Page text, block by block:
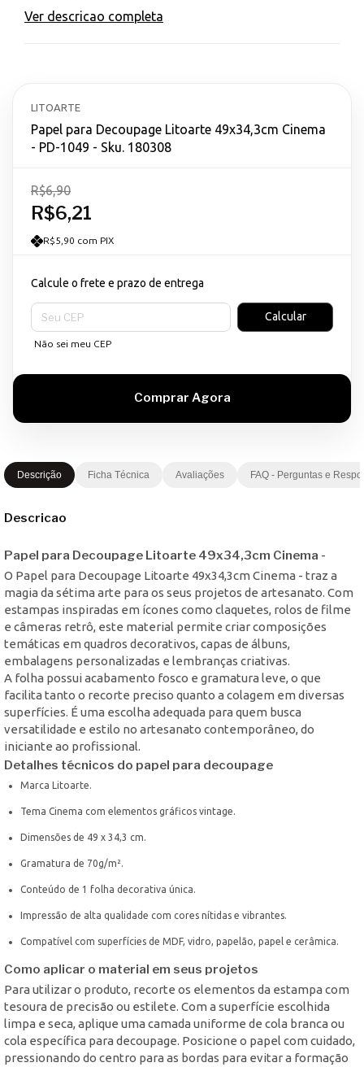
Ver descricao completa
LITOARTE
Papel para Decoupage Litoarte 49x34,3cm Cinema
- PD-1049 - Sku. 180308
R$6,21
R$6,90
R$5,90 com PIX
Calcule o frete e prazo de entrega
Entregas para o CEP:
Calcular
Não sei meu CEP
Descrição Ficha Técnica Avaliações FAQ - Perguntas e
Descricao
Papel para Decoupage Litoarte 49x34,3cm Cinema -
O Papel para Decoupage Litoarte 49x34,3cm Cinema - traz a
magia da sétima arte para os seus projetos de artesanato. Com
estampas inspiradas em ícones como claquetes, rolos de filme
e câmeras retrô, este material permite criar composições
temáticas em quadros decorativos, capas de álbuns,
embalagens personalizadas e lembranças criativas.
A folha possui acabamento fosco e gramatura leve, o que
facilita tanto o recorte preciso quanto a colagem em diversas
superfícies. É uma escolha adequada para quem busca
versatilidade e estilo no artesanato contemporâneo, do
iniciante ao profissional.
Detalhes técnicos do papel para decoupage
Marca Litoarte.
Tema Cinema com elementos gráficos vintage.
Dimensões de 49 x 34,3 cm.
Gramatura de 70g/m².
Conteúdo de 1 folha decorativa única.
Impressão de alta qualidade com cores nítidas e vibrantes.
Compatível com superfícies de MDF, vidro, papelão, papel e cerâmica.
Como aplicar o material em seus projetos
Para utilizar o produto, recorte os elementos da estampa com
tesoura de precisão ou estilete. Com a superfície escolhida
limpa e seca, aplique uma camada uniforme de cola branca ou
cola específica para decoupage. Posicione o papel com cuidado,
pressionando do centro para as bordas para evitar a formação